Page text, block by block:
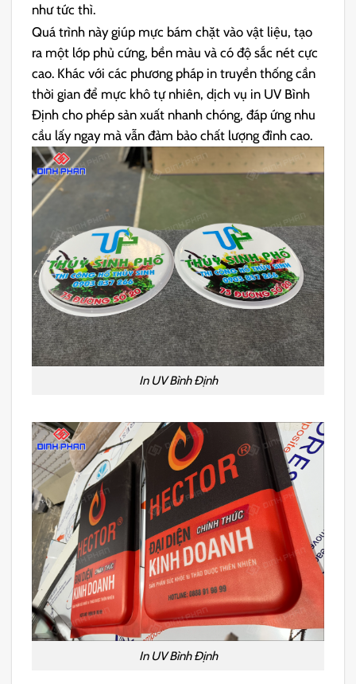
như tức thì.
Quá trình này giúp mực bám chặt vào vật liệu, tạo
ra một lớp phủ cứng, bền màu và có độ sắc nét cực
cao. Khác với các phương pháp in truyền thống cần
thời gian để mực khô tự nhiên, dịch vụ in UV Bình
Định cho phép sản xuất nhanh chóng, đáp ứng nhu
cầu lấy ngay mà vẫn đảm bảo chất lượng đỉnh cao.
In UV Bình Định
In UV Bình Định